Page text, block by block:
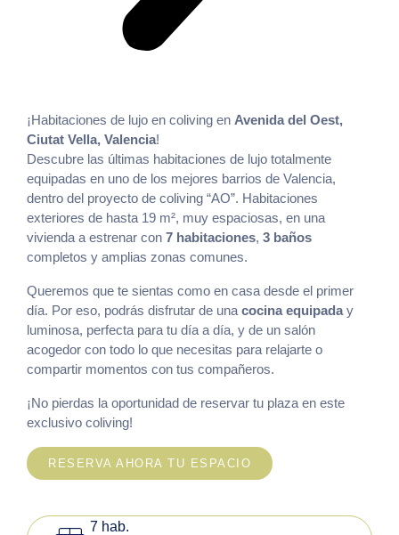
¡Habitaciones de lujo en coliving en Avenida del Oest,
Ciutat Vella, Valencia!
Descubre las últimas habitaciones de lujo totalmente
equipadas en uno de los mejores barrios de Valencia,
dentro del proyecto de coliving “AO”. Habitaciones
exteriores de hasta 19 m², muy espaciosas, en una
vivienda a estrenar con 7 habitaciones, 3 baños
completos y amplias zonas comunes.
Queremos que te sientas como en casa desde el primer
día. Por eso, podrás disfrutar de una cocina equipaday
luminosa, perfecta para tu día a día, y de un salón
acogedor con todo lo que necesitas para relajarte o
compartir momentos con tus compañeros.
¡No pierdas la oportunidad de reservar tu plaza en este
exclusivo coliving!
RESERVA AHORA TU ESPACIO
7 hab.